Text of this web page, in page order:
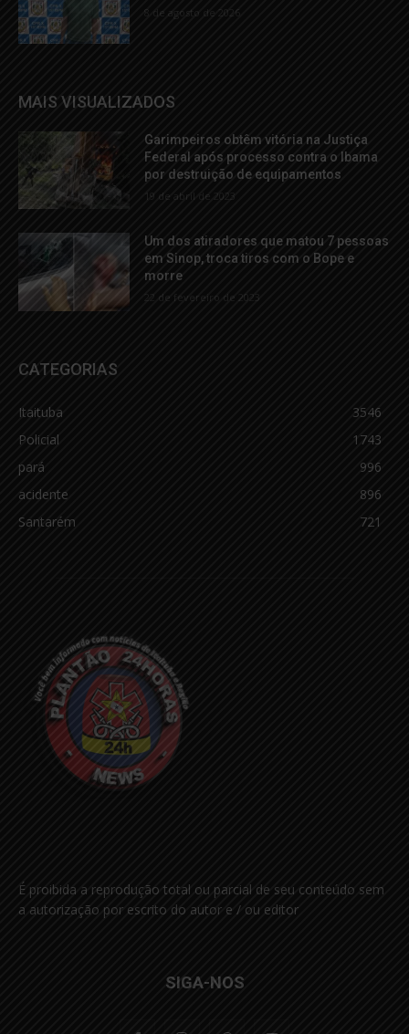
8 de agosto de 2026
MAIS VISUALIZADOS
Garimpeiros obtêm vitória na Justiça
Federal após processo contra o Ibama
por destruição de equipamentos
19 de abril de 2023
Um dos atiradores que matou 7 pessoas
em Sinop, troca tiros com o Bope e
morre
22 de fevereiro de 2023
CATEGORIAS
Itaituba
3546
Policial
1743
pará
996
acidente
896
Santarém
721
É proibida a reprodução total ou parcial de seu conteúdo sem
a autorização por escrito do autor e / ou editor
SIGA-NOS